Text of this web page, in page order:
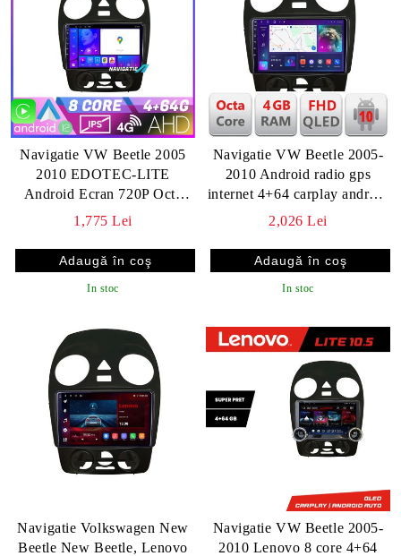
Navigatie VW Beetle 2005
2010 EDOTEC-LITE
Android Ecran 720P Octa
Core 4+32 Carplay
1,775 Lei
In stoc
Navigatie VW Beetle 2005-
2010 Android radio gps
internet 4+64 carplay android
auto KIT-beetle-old+EDT-
2,026 Lei
In stoc
Navigatie Volkswagen New
Beetle New Beetle, Lenovo
Navigatie VW Beetle 2005-
2010 Lenovo 8 core 4+64